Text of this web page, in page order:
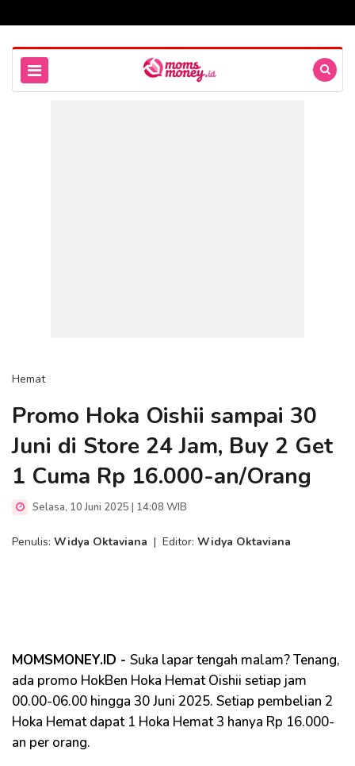
Hemat
Promo Hoka Oishii sampai 30
Juni di Store 24 Jam, Buy 2 Get
1 Cuma Rp 16.000-an/Orang
Selasa, 10 Juni 2025 | 14:08 WIB
Penulis: Widya Oktaviana | Editor: Widya Oktaviana
MOMSMONEY.ID - Suka lapar tengah malam? Tenang,
ada promo HokBen Hoka Hemat Oishii setiap jam
00.00-06.00 hingga 30 Juni 2025. Setiap pembelian 2
Hoka Hemat dapat 1 Hoka Hemat 3 hanya Rp 16.000-
an per orang.